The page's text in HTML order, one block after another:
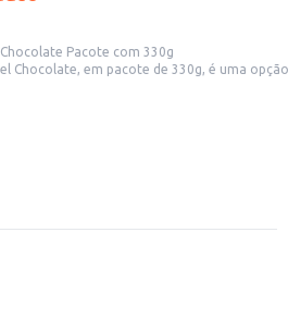
Pacote com 330g
é uma opção saborosa e versátil para diversas ocasiões. Sua textura amanteigada
Chocolate proporciona uma experiência de
e armazenamento.